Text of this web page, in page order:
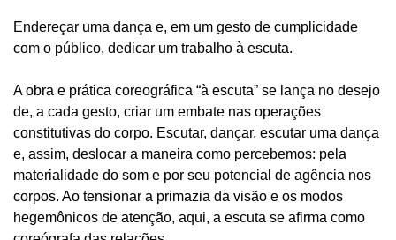
Endereçar uma dança e, em um gesto de cumplicidade
com o público, dedicar um trabalho à escuta.
A obra e prática coreográfica “à escuta” se lança no desejo
de, a cada gesto, criar um embate nas operações
constitutivas do corpo. Escutar, dançar, escutar uma dança
e, assim, deslocar a maneira como percebemos: pela
materialidade do som e por seu potencial de agência nos
corpos. Ao tensionar a primazia da visão e os modos
hegemônicos de atenção, aqui, a escuta se afirma como